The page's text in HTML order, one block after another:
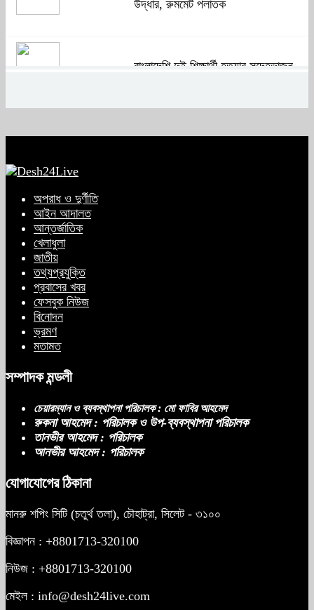
উদ্ধার, রুমমেট পলাতক
বাংলাদেশি দুই শিক্ষার্থী হত্যার সন্দেহভাজন
যুক্তরাষ্ট্রের নতুন নীতি
ট্রাম্পকে ‘রাজার খোঁচা’ দিলেন ব্রিটিশ চার্লস,
ফরাসি ভাষা নিয়ে ব্যঙ্গ
অপরাধ ও দুর্ণীতি
আইন আদালত
আন্তর্জাতিক
খেলাধুলা
জাতীয়
তথ্যপ্রযুক্তি
প্রবাসের খবর
ফেসবুক নিউজ
বিনোদন
ভ্রমণ
মতামত
সম্পাদক মন্ডলী
চেয়ারম্যান ও ব্যবস্থাপনা পরিচালক : মো ফাবির আহমেদ
রুকনা আহমেদ : পরিচালক ও উপ-ব্যবস্থাপনা পরিচালক
তানভীর আহমেদ : পরিচালক
আনভীর আহমেদ : পরিচালক
যোগাযোগের ঠিকানা
মানরু শপিং সিটি (চতুর্থ তলা), চৌহাট্রা, সিলেট - ৩১০০
বিজ্ঞাপন : +8801713-320100
নিউজ : +8801713-320100
মেইল : info@desh24live.com